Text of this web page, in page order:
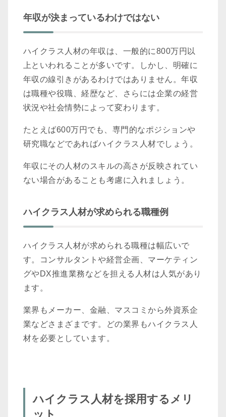
年収が決まっているわけではない
ハイクラス人材の年収は、一般的に800万円以
上といわれることが多いです。しかし、明確に
年収の線引きがあるわけではありません。年収
は職種や役職、経歴など、さらには企業の経営
状況や社会情勢によって変わります。
たとえば600万円でも、専門的なポジションや
研究職などであればハイクラス人材でしょう。
年収にその人材のスキルの高さが反映されてい
ない場合があることも考慮に入れましょう。
ハイクラス人材が求められる職種例
ハイクラス人材が求められる職種は幅広いで
す。コンサルタントや経営企画、マーケティン
グやDX推進業務などを担える人材は人気があり
ます。
業界もメーカー、金融、マスコミから外資系企
業などさまざまです。どの業界もハイクラス人
材を必要としています。
ハイクラス人材を採用するメリ
ット